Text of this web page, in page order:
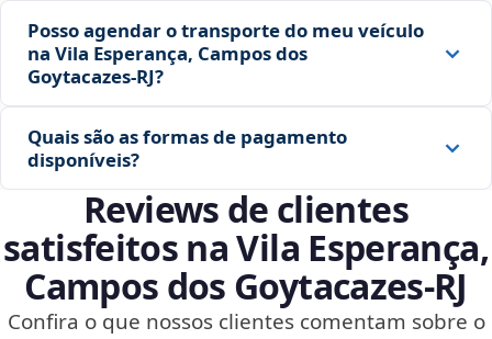
Posso agendar o transporte do meu veículo
na Vila Esperança, Campos dos
Goytacazes‑RJ?
Quais são as formas de pagamento
disponíveis?
Reviews de clientes
satisfeitos na Vila Esperança,
Campos dos Goytacazes‑RJ
Confira o que nossos clientes comentam sobre o